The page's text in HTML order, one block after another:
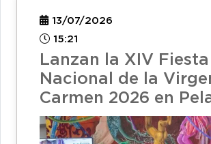
13/07/2026
15:21
Lanzan la XIV Fiesta
Nacional de la
Carmen 2026 en